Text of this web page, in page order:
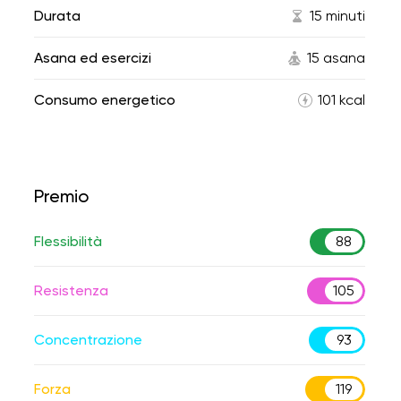
Durata 15 minuti
Asana ed esercizi 15 asana
Consumo energetico 101 kcal
Premio
Flessibilità 88
Resistenza 105
Concentrazione 93
Forza 119